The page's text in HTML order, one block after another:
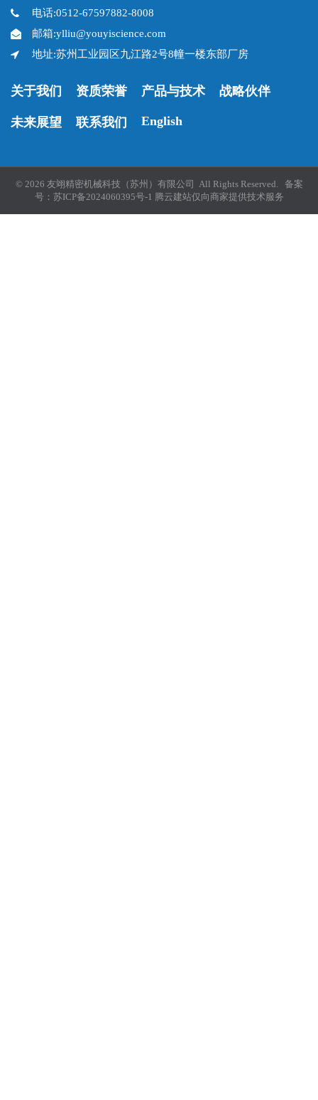
电话:0512-67597882-8008
邮箱:ylliu@youyiscience.com
地址:苏州工业园区九江路2号8幢一楼东部厂房
关于我们 资质荣誉 产品与技术 战略伙伴
未来展望 联系我们 English
© 2026 友翊精密机械科技（苏州）有限公司 All Rights Reserved. 备案
号： 苏ICP备2024060395号-1 腾云建站仅向商家提供技术服务